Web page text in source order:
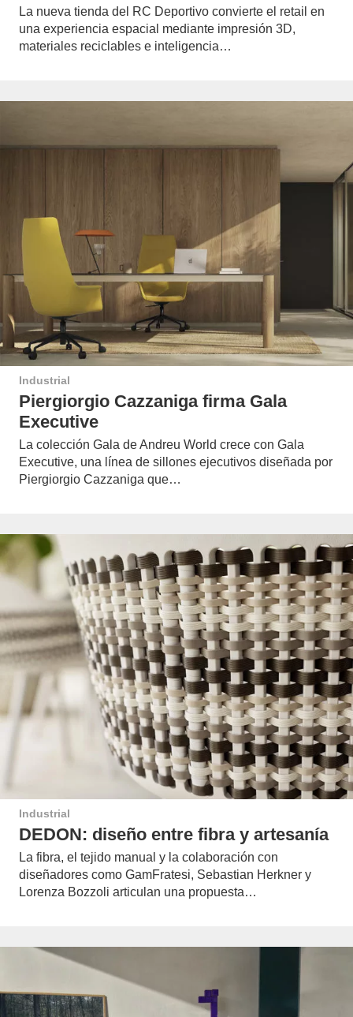
La nueva tienda del RC Deportivo convierte el retail en
una experiencia espacial mediante impresión 3D,
materiales reciclables e inteligencia…
Industrial
Piergiorgio Cazzaniga firma Gala
Executive
La colección Gala de Andreu World crece con Gala
Executive, una línea de sillones ejecutivos diseñada por
Piergiorgio Cazzaniga que…
Industrial
DEDON: diseño entre fibra y artesanía
La fibra, el tejido manual y la colaboración con
diseñadores como GamFratesi, Sebastian Herkner y
Lorenza Bozzoli articulan una propuesta…